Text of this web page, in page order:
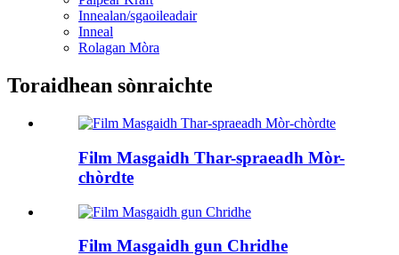
Innealan/sgaoileadair
Inneal
Rolagan Mòra
Toraidhean sònraichte
Film Masgaidh Thar-spraeadh Mòr-
chòrdte
Film Masgaidh gun Chridhe